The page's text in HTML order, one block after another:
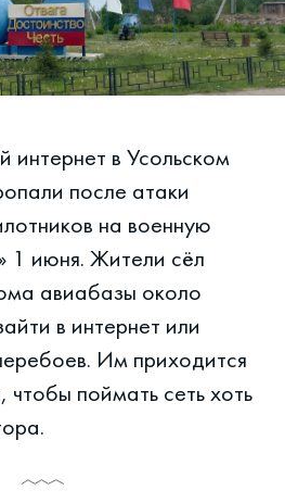
интернет в Усольском
после атаки
на военную
1 июня. Жители сёл
авиабазы около
в интернет или
Им приходится
чтобы поймать сеть хоть